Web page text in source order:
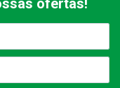
ofertas!